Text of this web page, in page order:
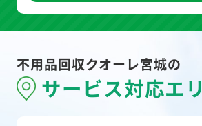
不用品回収クオーレ宮城の
サービス対応エ